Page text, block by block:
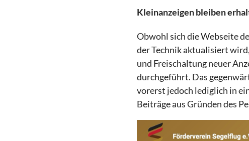
Kleinanzeigen bleiben
Obwohl sich die Webseite
der Technik aktualisiert
und Freischaltung neuer
durchgeführt. Das
vorerst jedoch lediglich in
Beiträge aus Gründen des